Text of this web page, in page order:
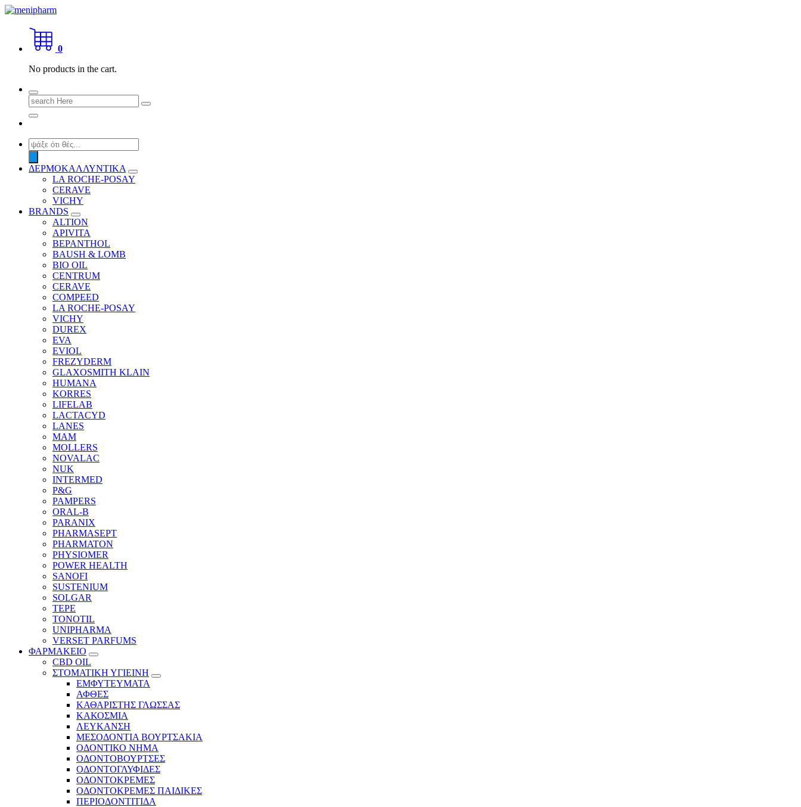
Skip
content
shop 2 easily
0
No products in the cart.
Search
for:
Products
search
ΔΕΡΜΟΚΑΛΛΥΝΤΙΚΑ
LA ROCHE-POSAY
CERAVE
VICHY
BRANDS
ALTION
APIVITA
BEPANTHOL
BAUSH & LOMB
BIO OIL
CENTRUM
CERAVE
COMPEED
LA ROCHE-POSAY
VICHY
DUREX
EVA
EVIOL
FREZYDERM
GLAXOSMITH KLAIN
HUMANA
KORRES
LIFELAB
LACTACYD
LANES
MAM
MOLLERS
NOVALAC
NUK
INTERMED
P&G
PAMPERS
ORAL-B
PARANIX
PHARMASEPT
PHARMATON
PHYSIOMER
POWER HEALTH
SANOFI
SUSTENIUM
SOLGAR
TEPE
TONOTIL
UNIPHARMA
VERSET PARFUMS
ΦΑΡΜΑΚΕΙΟ
CBD OIL
ΣΤΟΜΑΤΙΚΗ ΥΓΙΕΙΝΗ
ΕΜΦΥΤΕΥΜΑΤΑ
ΑΦΘΕΣ
ΚΑΘΑΡΙΣΤΗΣ ΓΛΩΣΣΑΣ
ΚΑΚΟΣΜΙΑ
ΛΕΥΚΑΝΣΗ
ΜΕΣΟΔΟΝΤΙΑ ΒΟΥΡΤΣΑΚΙΑ
ΟΔΟΝΤΙΚΟ ΝΗΜΑ
ΟΔΟΝΤΟΒΟΥΡΤΣΕΣ
ΟΔΟΝΤΟΓΛΥΦΙΔΕΣ
ΟΔΟΝΤΟΚΡΕΜΕΣ
ΟΔΟΝΤΟΚΡΕΜΕΣ ΠΑΙΔΙΚΕΣ
ΠΕΡΙΟΔΟΝΤΙΤΙΔΑ